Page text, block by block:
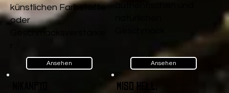
künstlichen Farbstoffe
oder
Ansehen Ansehen
Miso Hell,